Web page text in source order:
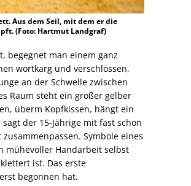
Aus dem Seil, mit dem er die
(Foto: Hartmut Landgraf)
begegnet man einem ganz
wortkarg und verschlossen,
an der Schwelle zwischen
Raum steht ein großer gelber
überm Kopfkissen, hängt ein
der 15-Jährige mit fast schon
Symbole eines
mühevoller Handarbeit selbst
ist. Das erste
begonnen hat.